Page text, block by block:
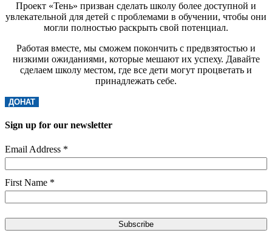
Проект «Тень» призван сделать школу более доступной и
увлекательной для детей с проблемами в обучении, чтобы они
могли полностью раскрыть свой потенциал.
Работая вместе, мы сможем покончить с предвзятостью и
низкими ожиданиями, которые мешают их успеху. Давайте
сделаем школу местом, где все дети могут процветать и
принадлежать себе.
ДОНАТ
Sign up for our newsletter
Email Address *
First Name *